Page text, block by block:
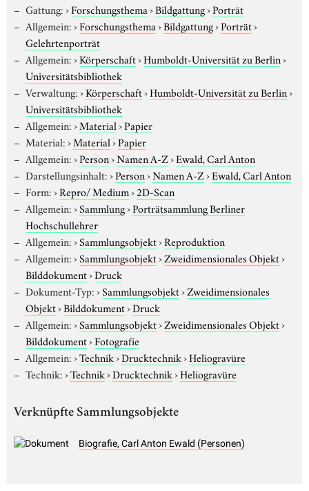
Gattung:›Forschungsthema›Bildgattung›Porträt
Allgemein:›Forschungsthema›Bildgattung›Porträt›
Gelehrtenporträt
Allgemein:›Körperschaft›Humboldt-Universität zu Berlin›
Universitätsbibliothek
Verwaltung:›Körperschaft›Humboldt-Universität zu Berlin›
Universitätsbibliothek
Allgemein:›Material›Papier
Material:›Material›Papier
Allgemein:›Person›Namen A-Z›Ewald, Carl Anton
Darstellungsinhalt:›Person›Namen A-Z›Ewald, Carl Anton
Form:›Repro/ Medium›2D-Scan
Allgemein:›Sammlung›Porträtsammlung Berliner
Hochschullehrer
Allgemein:›Sammlungsobjekt›Reproduktion
Allgemein:›Sammlungsobjekt›Zweidimensionales Objekt›
Bilddokument›Druck
Dokument-Typ:›Sammlungsobjekt›Zweidimensionales
Objekt›Bilddokument›Druck
Allgemein:›Sammlungsobjekt›Zweidimensionales Objekt›
Bilddokument›Fotografie
Allgemein:›Technik›Drucktechnik›Heliogravüre
Technik:›Technik›Drucktechnik›Heliogravüre
Verknüpfte Sammlungsobjekte
Biografie, Carl Anton Ewald (Personen)